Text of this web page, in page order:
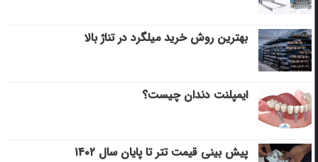
بهترین روش خرید میلگرد در تناژ بالا
ایمپلنت دندان چیست؟
پیش بینی قیمت تتر تا پایان سال ۱۴۰۲